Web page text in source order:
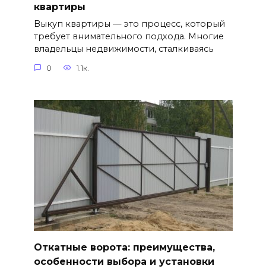
квартиры
Выкуп квартиры — это процесс, который
требует внимательного подхода. Многие
владельцы недвижимости, сталкиваясь
0 1.1к.
Откатные ворота: преимущества,
особенности выбора и установки